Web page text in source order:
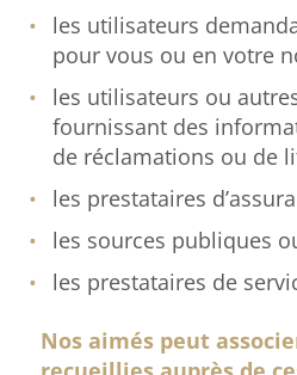
les utilisateurs
pour vous ou en votre
les utilisateurs ou
fournissant des
de réclamations ou de
les prestataires
les sources publiques
les prestataires de
Nos aimés peut